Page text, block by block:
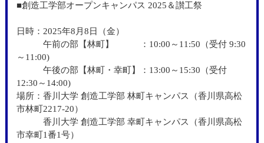
■創造工学部オープンキャンパス 2025＆讃工祭
日時：2025年8月8日（金）
午前の部【林町】 ：10:00～11:50（受付 9:30
～11:00)
午後の部【林町・幸町】：13:00～15:30（受付
12:30～14:00)
場所：香川大学 創造工学部 林町キャンパス（香川県高松
市林町2217-20）
香川大学 創造工学部 幸町キャンパス（香川県高松
市幸町1番1号）